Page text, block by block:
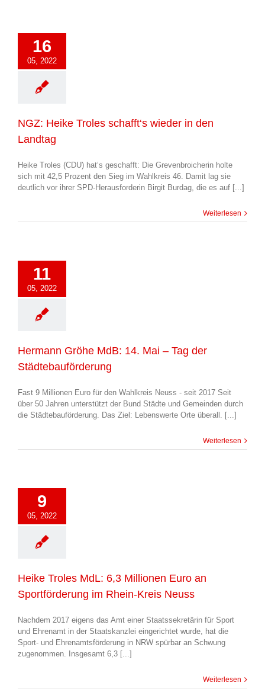
16
05, 2022
NGZ: Heike Troles schafft‘s wieder in den
Landtag
Heike Troles (CDU) hat‘s geschafft: Die Grevenbroicherin holte
sich mit 42,5 Prozent den Sieg im Wahlkreis 46. Damit lag sie
deutlich vor ihrer SPD-Herausforderin Birgit Burdag, die es auf [...]
Weiterlesen
11
05, 2022
Hermann Gröhe MdB: 14. Mai – Tag der
Städtebauförderung
Fast 9 Millionen Euro für den Wahlkreis Neuss - seit 2017 Seit
über 50 Jahren unterstützt der Bund Städte und Gemeinden durch
die Städtebauförderung. Das Ziel: Lebenswerte Orte überall. [...]
Weiterlesen
9
05, 2022
Heike Troles MdL: 6,3 Millionen Euro an
Sportförderung im Rhein-Kreis Neuss
Nachdem 2017 eigens das Amt einer Staatssekretärin für Sport
und Ehrenamt in der Staatskanzlei eingerichtet wurde, hat die
Sport- und Ehrenamtsförderung in NRW spürbar an Schwung
zugenommen. Insgesamt 6,3 [...]
Weiterlesen